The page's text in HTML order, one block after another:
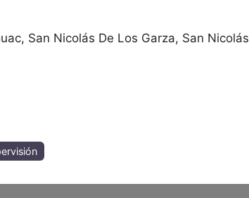
San Nicolás De Los Garza San Nicolás